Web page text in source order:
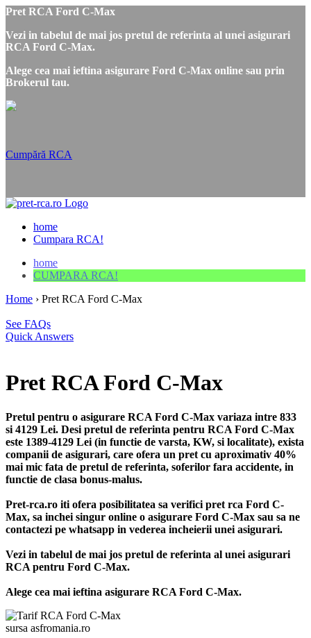
Pret RCA Ford C-Max
Vezi in tabelul de mai jos pretul de referinta al unei asigurari
RCA Ford C-Max.
Alege cea mai ieftina asigurare Ford C-Max online sau prin
Brokerul tau.
Cumpără RCA
home
Cumpara RCA!
home
CUMPARA RCA!
Home › Pret RCA Ford C-Max
See FAQs
Quick Answers
Pret RCA Ford C-Max
Pretul pentru o asigurare RCA Ford C-Max variaza intre 833
si 4129 Lei. Desi pretul de referinta pentru RCA Ford C-Max
este 1389-4129 Lei (in functie de varsta, KW, si localitate), exista
companii de asigurari, care ofera un pret cu aproximativ 40%
mai mic fata de pretul de referinta, soferilor fara accidente, in
functie de clasa bonus-malus.
Pret-rca.ro iti ofera posibilitatea sa verifici pret rca Ford C-
Max, sa inchei singur online o asigurare Ford C-Max sau sa ne
contactezi pe whatsapp in vederea incheierii unei asigurari.
Vezi in tabelul de mai jos pretul de referinta al unei asigurari
RCA pentru Ford C-Max.
Alege cea mai ieftina asigurare RCA Ford C-Max.
sursa asfromania.ro